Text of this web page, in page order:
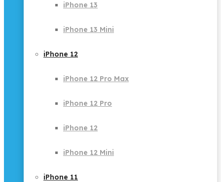
iPhone 13
iPhone 13 Mini
iPhone 12
iPhone 12 Pro Max
iPhone 12 Pro
iPhone 12
iPhone 12 Mini
iPhone 11